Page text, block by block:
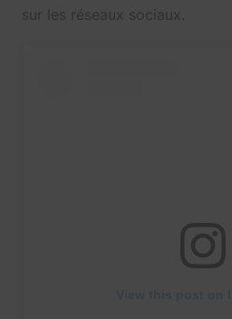
sur les réseaux sociaux.